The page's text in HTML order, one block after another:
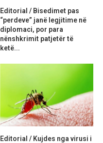
Editorial / Bisedimet pas
“perdeve” janë legjitime në
diplomaci, por para
nënshkrimit patjetër të
ketë...
Editorial / Kujdes nga virusi i